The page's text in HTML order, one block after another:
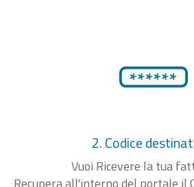
2. Codice
Vuoi Ricevere la tua
Recupera all'interno del portale il